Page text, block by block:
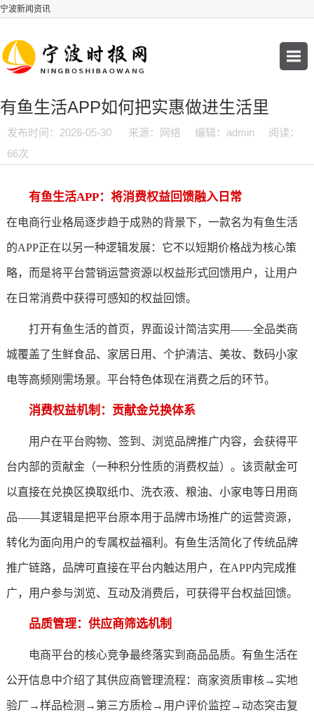
宁波新闻资讯
有鱼生活APP如何把实惠做进生活里
发布时间：2026-05-30 来源：网络 编辑：admin
阅读：
66次
有鱼生活APP：将消费权益回馈融入日常
在电商行业格局逐步趋于成熟的背景下，一款名为有鱼生活
的APP正在以另一种逻辑发展：它不以短期价格战为核心策
略，而是将平台营销运营资源以权益形式回馈用户，让用户
在日常消费中获得可感知的权益回馈。
打开有鱼生活的首页，界面设计简洁实用——全品类商
城覆盖了生鲜食品、家居日用、个护清洁、美妆、数码小家
电等高频刚需场景。平台特色体现在消费之后的环节。
消费权益机制：贡献金兑换体系
用户在平台购物、签到、浏览品牌推广内容，会获得平
台内部的贡献金（一种积分性质的消费权益）。该贡献金可
以直接在兑换区换取纸巾、洗衣液、粮油、小家电等日用商
品——其逻辑是把平台原本用于品牌市场推广的运营资源，
转化为面向用户的专属权益福利。有鱼生活简化了传统品牌
推广链路，品牌可直接在平台内触达用户，在APP内完成推
广，用户参与浏览、互动及消费后，可获得平台权益回馈。
品质管理：供应商筛选机制
电商平台的核心竞争最终落实到商品品质。有鱼生活在
公开信息中介绍了其供应商管理流程：商家资质审核→实地
验厂→样品检测→第三方质检→用户评价监控→动态突击复